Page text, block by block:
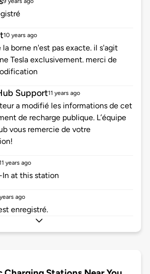
10 years ago
la borne n'est pas exacte. il s'agit
Tesla exclusivement. merci de
Support11 years ago
a modifié les informations de cet
de recharge publique. L’équipe
vous remercie de votre
years ago
at this station
ago
enregistré.